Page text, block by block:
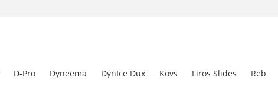
D-Pro Dyneema DynIce Dux Kovs Liros Slides Reb